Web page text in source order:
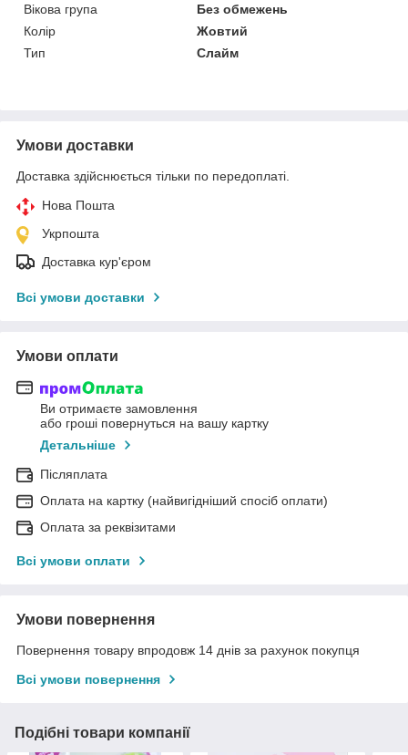
Вікова група
Без обмежень
Колір
Жовтий
Тип
Слайм
Умови доставки
Доставка здійснюється тільки по передоплаті.
Нова Пошта
Укрпошта
Доставка кур'єром
Всі умови доставки
Умови оплати
Ви отримаєте замовлення
або гроші повернуться на вашу картку
Детальніше
Післяплата
Оплата на картку (найвигідніший спосіб оплати)
Оплата за реквізитами
Всі умови оплати
Умови повернення
Повернення товару впродовж 14 днів за рахунок покупця
Всі умови повернення
Подібні товари компанії